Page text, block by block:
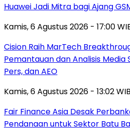
Huawei Jadi Mitra bagi Ajang
Kamis, 6 Agustus 2026 - 17:00
Cision Raih MarTech
Pemantauan dan Analisis Media
Pers, dan AEO
Kamis, 6 Agustus 2026 - 13:02 WIB
Fair Finance Asia Desak
Pendanaan untuk Sektor Batu